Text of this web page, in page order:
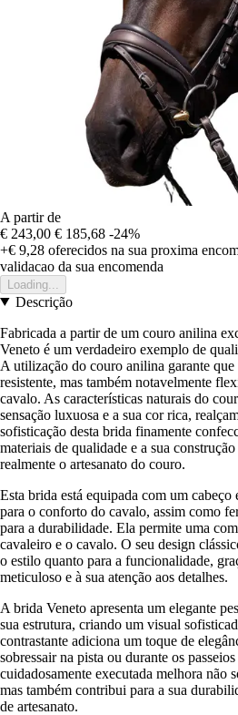
A partir de
€ 243,00 € 185,68 -24%
+€ 9,28 oferecidos na sua proxima
validacao da sua encomenda
Loading...
Descrição
Fabricada a partir de um couro anilina
Veneto é um verdadeiro exemplo de
A utilização do couro anilina garante
resistente, mas também notavelmente
cavalo. As características naturais do
sensação luxuosa e a sua cor rica,
sofisticação desta brida finamente
materiais de qualidade e a sua
realmente o artesanato do couro.
Esta brida está equipada com um cabeço
para o conforto do cavalo, assim como
para a durabilidade. Ela permite uma
cavaleiro e o cavalo. O seu design
o estilo quanto para a funcionalidade,
meticuloso e à sua atenção aos detalhes.
A brida Veneto apresenta um elegante
sua estrutura, criando um visual
contrastante adiciona um toque de
sobressair na pista ou durante os
cuidadosamente executada melhora não
mas também contribui para a sua
de artesanato.